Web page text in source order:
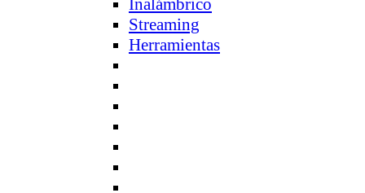
Inalámbrico
Streaming
Herramientas